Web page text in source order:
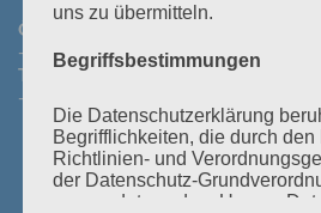
Öffnungszeiten Abhollager:
- 11:30 Uhr und 14:00 - 16:45 Uhr
Telefonische Erreichbarkeit:
- 12:00 Uhr und 13:30 - 18:00 Uhr
uns zu übermitteln.
Begriffsbestimmungen
Die Datenschutzerklärung
Begrifflichkeiten, die durch
Richtlinien- und
der Datenschutz-
verwendet wurden. Unsere